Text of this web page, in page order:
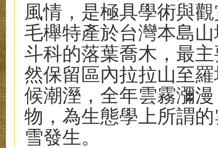
風情，是極具學術與
毛櫸特產於台灣本島
斗科的落葉喬木，最
然保留區內拉拉山至
候潮溼，全年雲霧瀰
物，為生態學上所謂
雪發生。